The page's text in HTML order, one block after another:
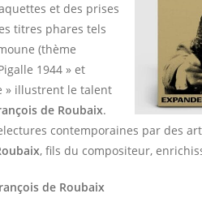
et des prises
titres phares tels
(thème
1944 » et
» illustrent le talent
de Roubaix.
contemporaines par des
, fils du compositeur,
de Roubaix